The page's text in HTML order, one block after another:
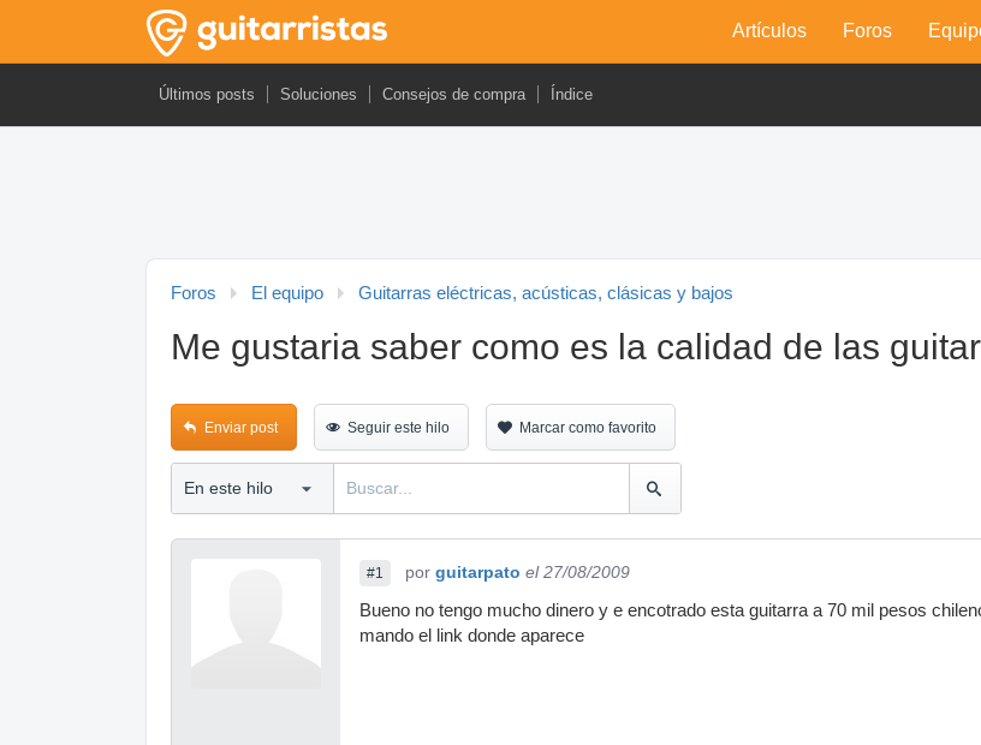
Artículos Foros
Últimos posts Soluciones Consejos de compra Índice
Foros El equipo Guitarras eléctricas, acústicas, clásicas y bajos
Me gustaria saber como es la calidad de las
Enviar post Seguir este hilo Marcar como favorito
#1 por guitarpato el 27/08/2009
Bueno no tengo mucho dinero y e encotrado esta guitarra a 70 mil pesos
mando el link donde aparece